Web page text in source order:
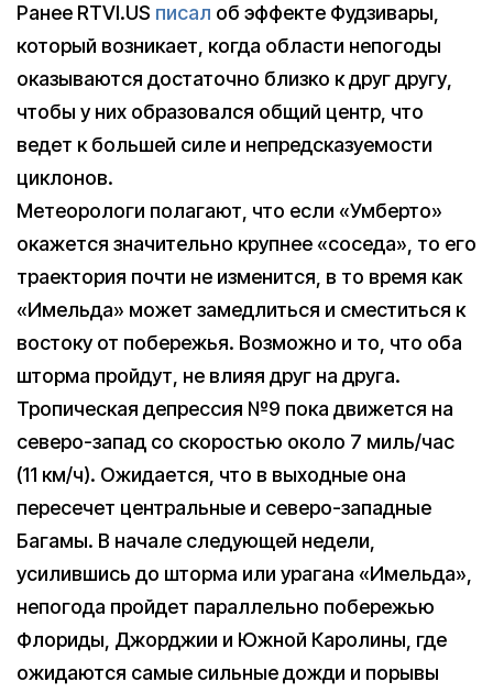
Ранее RTVI.US писал об эффекте Фудзивары,
который возникает, когда области непогоды
оказываются достаточно близко к друг другу,
чтобы у них образовался общий центр, что
ведет к большей силе и непредсказуемости
циклонов.
Метеорологи полагают, что если «Умберто»
окажется значительно крупнее «соседа», то его
траектория почти не изменится, в то время как
«Имельда» может замедлиться и сместиться к
востоку от побережья. Возможно и то, что оба
шторма пройдут, не влияя друг на друга.
Тропическая депрессия №9 пока движется на
северо-запад со скоростью около 7 миль/час
(11 км/ч). Ожидается, что в выходные она
пересечет центральные и северо-западные
Багамы. В начале следующей недели,
усилившись до шторма или урагана «Имельда»,
непогода пройдет параллельно побережью
Флориды, Джорджии и Южной Каролины, где
ожидаются самые сильные дожди и порывы